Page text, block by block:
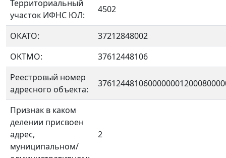
Территориальный
участок ИФНС ЮЛ:
4502
ОКАТО:
37212848002
OKTMO:
37612448106
Реестровый номер
адресного объекта:
Признак в каком
делении присвоен
адрес,
муниципальном/
2